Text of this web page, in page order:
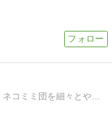
ねおち・ネコの(眠気との）戦いの日誌。ネコミミ団を細々とやってます